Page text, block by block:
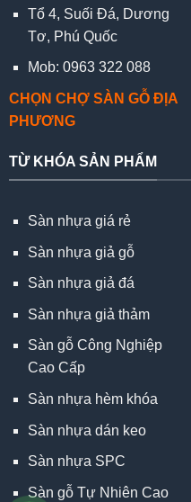
Tổ 4, Suối Đá, Dương
Tơ, Phú Quốc
Mob: 0963 322 088
CHỌN CHỢ SÀN GỖ ĐỊA
PHƯƠNG
TỪ KHÓA SẢN PHẨM
Sàn nhựa giá rẻ
Sàn nhựa giả gỗ
Sàn nhựa giả đá
Sàn nhựa giả thảm
Sàn gỗ Công Nghiệp
Cao Cấp
Sàn nhựa hèm khóa
Sàn nhựa dán keo
Sàn nhựa SPC
Sàn gỗ Tự Nhiên Cao